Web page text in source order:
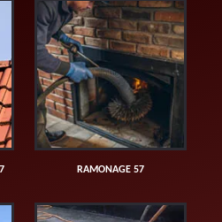
RAMONAGE 57